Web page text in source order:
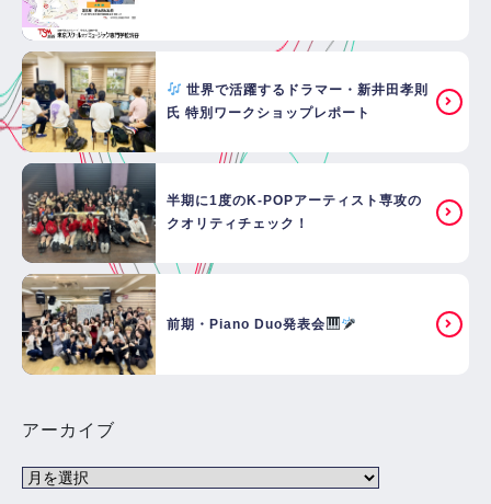
世界で活躍するドラマー・新井田孝則
氏 特別ワークショップレポート
半期に1度のK-POPアーティスト専攻の
クオリティチェック！
前期・Piano Duo発表会
アーカイブ